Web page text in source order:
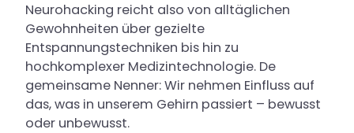
Neurohacking reicht also von alltäglichen
Gewohnheiten über gezielte
Entspannungstechniken bis hin zu
hochkomplexer Medizintechnologie. De
gemeinsame Nenner: Wir nehmen Einfluss auf
das, was in unserem Gehirn passiert – bewusst
oder unbewusst.